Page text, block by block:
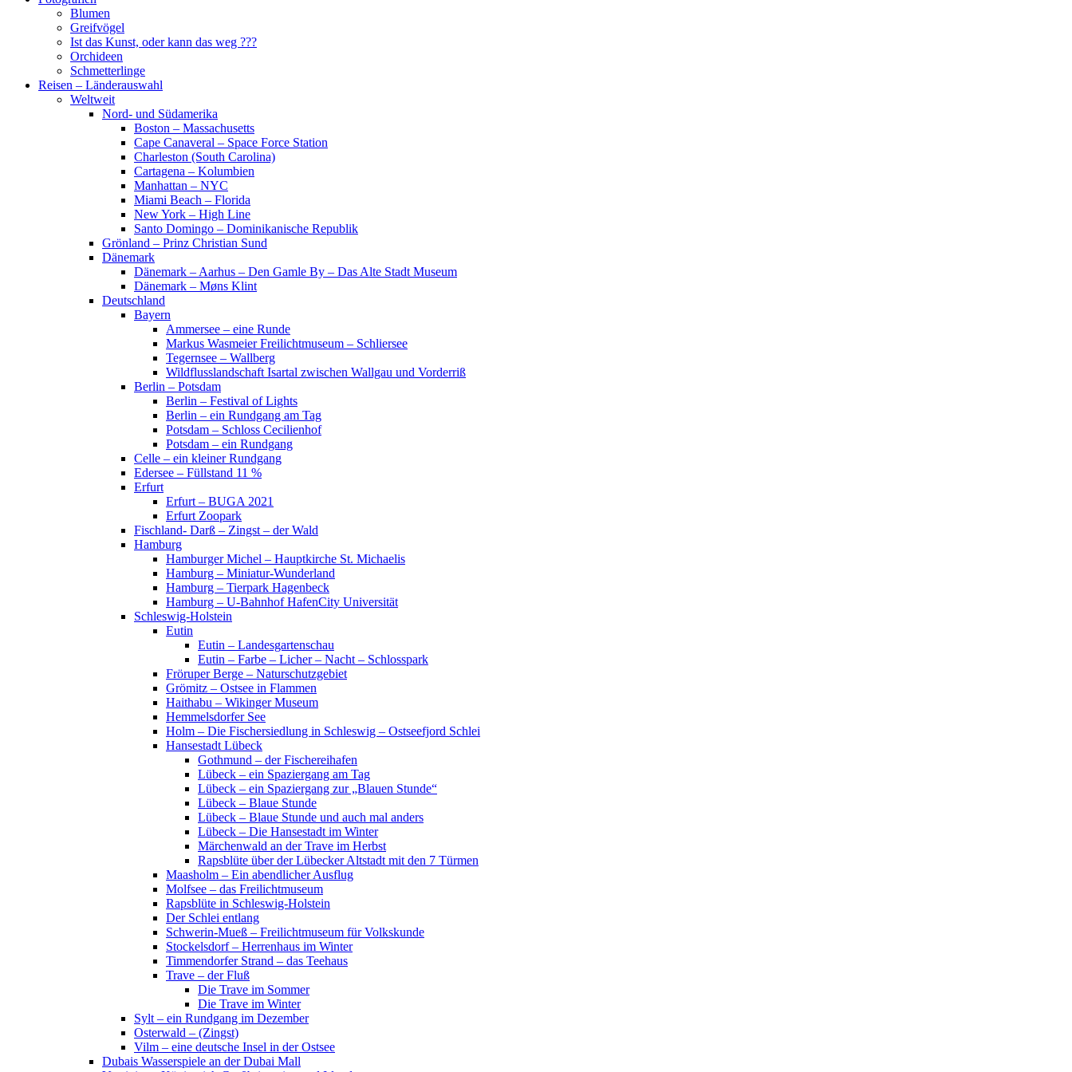
Blumen
Greifvögel
Ist das Kunst, oder kann das weg ???
Orchideen
Schmetterlinge
Reisen – Länderauswahl
Weltweit
Nord- und Südamerika
Boston – Massachusetts
Cape Canaveral – Space Force Station
Charleston (South Carolina)
Cartagena – Kolumbien
Manhattan – NYC
Miami Beach – Florida
New York – High Line
Santo Domingo – Dominikanische Republik
Grönland – Prinz Christian Sund
Dänemark
Dänemark – Aarhus – Den Gamle By – Das Alte Stadt Museum
Dänemark – Møns Klint
Deutschland
Bayern
Ammersee – eine Runde
Markus Wasmeier Freilichtmuseum – Schliersee
Tegernsee – Wallberg
Wildflusslandschaft Isartal zwischen Wallgau und Vorderriß
Berlin – Potsdam
Berlin – Festival of Lights
Berlin – ein Rundgang am Tag
Potsdam – Schloss Cecilienhof
Potsdam – ein Rundgang
Celle – ein kleiner Rundgang
Edersee – Füllstand 11 %
Erfurt
Erfurt – BUGA 2021
Erfurt Zoopark
Fischland- Darß – Zingst – der Wald
Hamburg
Hamburger Michel – Hauptkirche St. Michaelis
Hamburg – Miniatur-Wunderland
Hamburg – Tierpark Hagenbeck
Hamburg – U-Bahnhof HafenCity Universität
Schleswig-Holstein
Eutin
Eutin – Landesgartenschau
Eutin – Farbe – Licher – Nacht – Schlosspark
Fröruper Berge – Naturschutzgebiet
Grömitz – Ostsee in Flammen
Haithabu – Wikinger Museum
Hemmelsdorfer See
Holm – Die Fischersiedlung in Schleswig – Ostseefjord Schlei
Hansestadt Lübeck
Gothmund – der Fischereihafen
Lübeck – ein Spaziergang am Tag
Lübeck – ein Spaziergang zur „Blauen Stunde“
Lübeck – Blaue Stunde
Lübeck – Blaue Stunde und auch mal anders
Lübeck – Die Hansestadt im Winter
Märchenwald an der Trave im Herbst
Rapsblüte über der Lübecker Altstadt mit den 7 Türmen
Maasholm – Ein abendlicher Ausflug
Molfsee – das Freilichtmuseum
Rapsblüte in Schleswig-Holstein
Der Schlei entlang
Schwerin-Mueß – Freilichtmuseum für Volkskunde
Stockelsdorf – Herrenhaus im Winter
Timmendorfer Strand – das Teehaus
Trave – der Fluß
Die Trave im Sommer
Die Trave im Winter
Sylt – ein Rundgang im Dezember
Osterwald – (Zingst)
Vilm – eine deutsche Insel in der Ostsee
Dubais Wasserspiele an der Dubai Mall